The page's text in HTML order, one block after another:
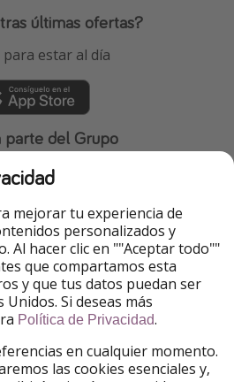
últimas ofertas?
estar al día
parte del Grupo
HolidayPirates
WakacyjniPiraci
Ferienpiraten
Urlaubspiraten
mejorar tu experiencia de
personalizados y
Al hacer clic en ""Aceptar todo""
que compartamos esta
y que tus datos puedan ser
Si deseas más
Política de Privacidad.
en cualquier momento.
las cookies esenciales y,